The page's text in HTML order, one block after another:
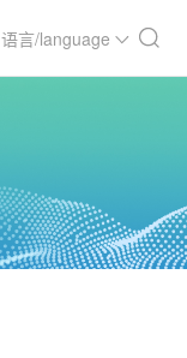
语言/language